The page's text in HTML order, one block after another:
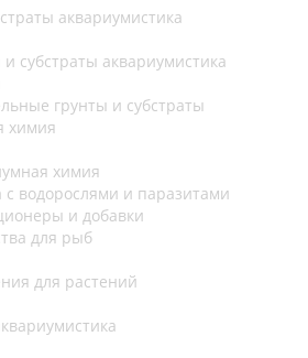
аквариумистика
и субстраты аквариумистика
грунты и субстраты
химия
химия
с водорослями и паразитами
и добавки
для рыб
для растений